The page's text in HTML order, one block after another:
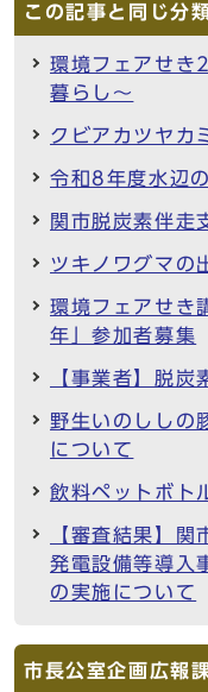
この記事と同じ分
環境フェアせ
暮らし～
クビアカツヤカ
令和8年度水辺
関市脱炭素伴走
ツキノワグマの
環境フェアせき
年」参加者募集
【事業者】脱炭
野生いのししの
について
飲料ペットボト
【審査結果】
発電設備等導入
の実施について
市長公室企画広報